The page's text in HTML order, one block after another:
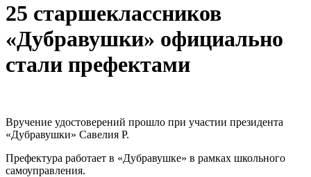
25 старшеклассников
«Дубравушки» официально
стали префектами
Вручение удостоверений прошло при участии президента
«Дубравушки» Савелия Р.
Префектура работает в «Дубравушке» в рамках школьного
самоуправления.